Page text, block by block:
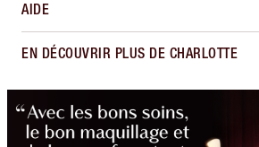
AIDE
EN DÉCOUVRIR PLUS DE CHARLOTTE